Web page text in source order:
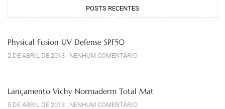
POSTS RECENTES
Physical Fusion UV Defense SPF50
2 DE ABRIL DE 2013 NENHUM COMENTÁRIO
Lançamento Vichy Normaderm Total Mat
5 DE ABRIL DE 2013 NENHUM COMENTÁRIO